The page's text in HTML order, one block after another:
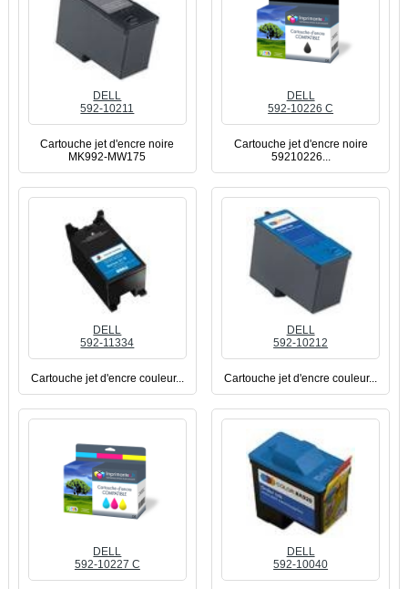
DELL
592-10211
Cartouche jet d'encre noire
MK992-MW175
DELL
592-10226 C
Cartouche jet d'encre noire
59210226...
DELL
592-11334
Cartouche jet d'encre couleur...
DELL
592-10212
Cartouche jet d'encre couleur...
DELL
592-10227 C
DELL
592-10040